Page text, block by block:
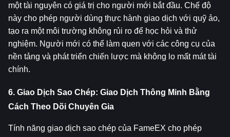
một tài nguyên có giá trị cho người mới bắt đầu. Chế độ
này cho phép người dùng thực hành giao dịch với quỹ ảo,
tạo ra một môi trường không rủi ro để học hỏi và thử
nghiệm. Người mới có thể làm quen với các công cụ của
nền tảng và phát triển chiến lược mà không lo mất mát tài
chính.
6. Giao Dịch Sao Chép: Giao Dịch Thông Minh Bằng
Cách Theo Dõi Chuyên Gia
Tính năng giao dịch sao chép của FameEX cho phép